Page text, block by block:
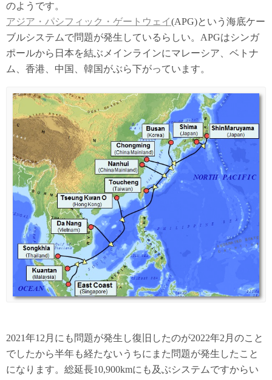
のようです。
アジア・パシフィック・ゲートウェイ(APG)という海底ケー
ブルシステムで問題が発生しているらしい。APGはシンガ
ポールから日本を結ぶメインラインにマレーシア、ベトナ
ム、香港、中国、韓国がぶら下がっています。
2021年12月にも問題が発生し復旧したのが2022年2月のこと
でしたから半年も経たないうちにまた問題が発生したこと
になります。総延長10,900kmにも及ぶシステムですからい